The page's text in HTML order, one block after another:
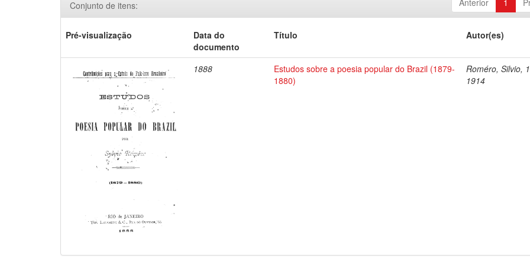
Anterior 1
Conjunto de itens:
Pré-visualização
Data do
documento
Título Autor(es)
1888
Estudos sobre a poesia popular do Brazil (1879-
1880)
Roméro, Silvio,
1914